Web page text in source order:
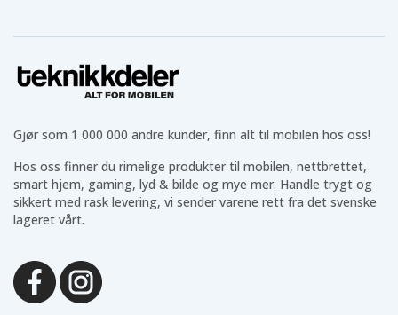
Gjør som 1 000 000 andre kunder, finn alt til mobilen hos oss!
Hos oss finner du rimelige produkter til mobilen, nettbrettet,
smart hjem, gaming, lyd & bilde og mye mer. Handle trygt og
sikkert med rask levering, vi sender varene rett fra det svenske
lageret vårt.